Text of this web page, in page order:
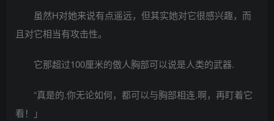
虽然H对她来说有点遥远，但其实她对它很感兴趣，而
且对它相当有攻击性。
它那超过100厘米的傲人胸部可以说是人类的武器.
“真是的.你无论如何，都可以与胸部相连.啊，再盯着它
看！」